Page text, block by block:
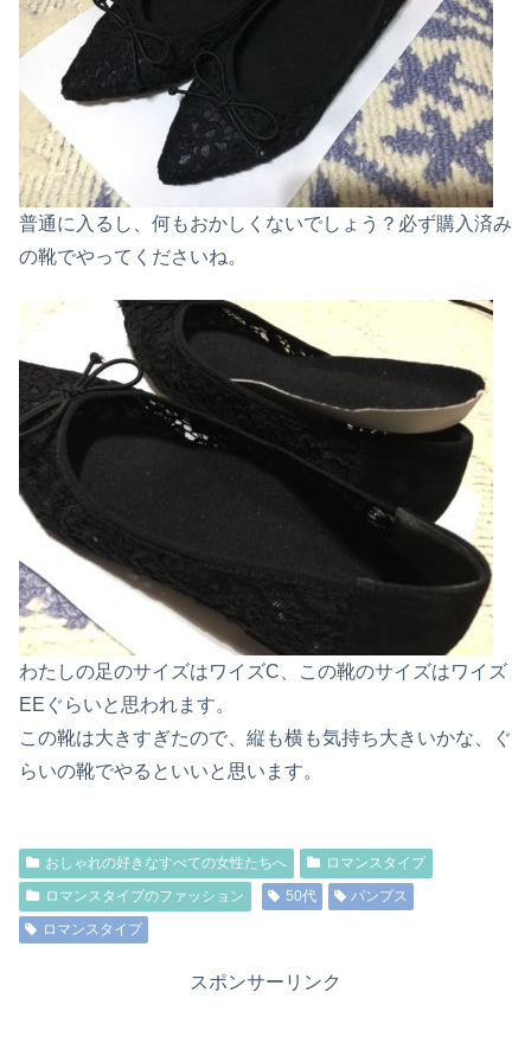
普通に入るし、何もおかしくないでしょう？必ず購入済み
の靴でやってくださいね。
わたしの足のサイズはワイズC、この靴のサイズはワイズ
EEぐらいと思われます。
この靴は大きすぎたので、縦も横も気持ち大きいかな、ぐ
らいの靴でやるといいと思います。
おしゃれの好きなすべての女性たちへ
ロマンスタイプ
ロマンスタイプのファッション
50代
パンプス
ロマンスタイプ
スポンサーリンク